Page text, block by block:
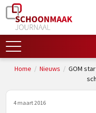
Home / Nieuws / GOM
4 maart 2016